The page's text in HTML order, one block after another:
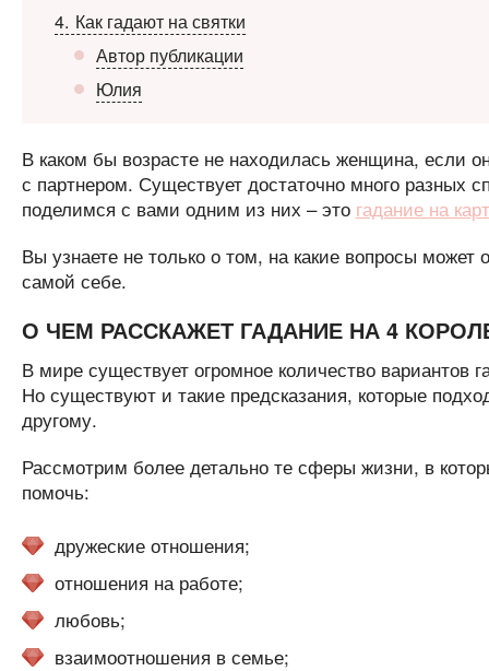
4 Как гадают на святки
Автор публикации
Юлия
В каком бы возрасте не находилась женщина, если
с партнером. Существует достаточно много разных
поделимся с вами одним из них – это гадание на
Вы узнаете не только о том, на какие вопросы может
самой себе.
О ЧЕМ РАССКАЖЕТ ГАДАНИЕ НА 4
В мире существует огромное количество вариантов
Но существуют и такие предсказания, которые
другому.
Рассмотрим более детально те сферы жизни, в
помочь:
дружеские отношения;
отношения на работе;
любовь;
взаимоотношения в семье;